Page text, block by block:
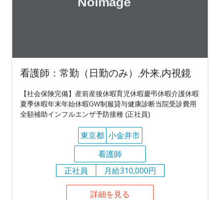
看護師：常勤（日勤のみ）,外来,内視鏡
【社会保険完備】産前産後休暇育児休暇慶弔休暇介護休暇
夏季休暇年末年始休暇GW制服貸与健康診断当院受診費用
全額補助インフルエンザ予防接種 (正社員)
東京都 小金井市
看護師
正社員
月給310,000円
詳細を見る